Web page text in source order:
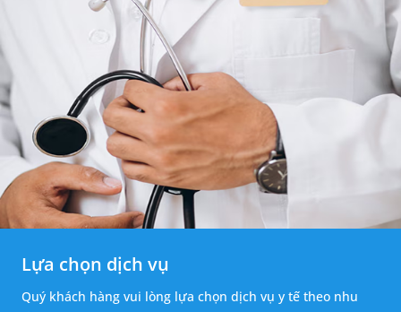
Lựa chọn dịch vụ
Quý khách hàng vui lòng lựa chọn dịch vụ y tế theo nhu